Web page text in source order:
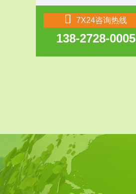
7X24咨询热线
138-2728-0005
服务范围
工作场所职业危害现状评价